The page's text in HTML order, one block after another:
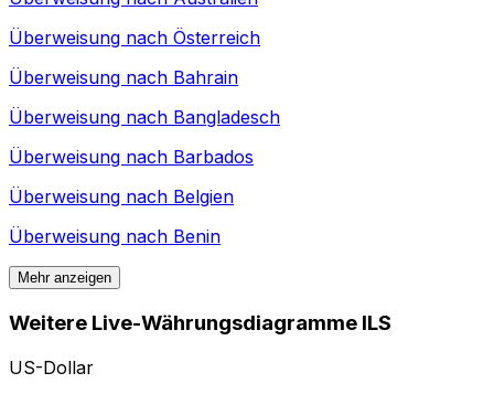
Überweisung nach Österreich
Überweisung nach Bahrain
Überweisung nach Bangladesch
Überweisung nach Barbados
Überweisung nach Belgien
Überweisung nach Benin
Mehr anzeigen
Weitere Live-Währungsdiagramme ILS
US-Dollar